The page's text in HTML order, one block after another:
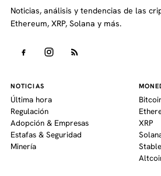
Noticias, análisis y tendencias de las
Ethereum, XRP, Solana y más.
NOTICIAS
Última hora
Regulación
Adopción & Empresas
Estafas & Seguridad
Minería
XRP